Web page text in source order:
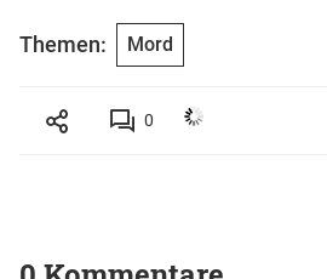
Themen: Mord
0